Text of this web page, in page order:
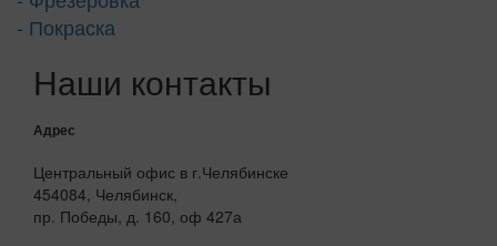
- Покраска
Наши контакты
Адрес
Центральный офис в г.Челябинске
454084, Челябинск,
пр. Победы, д. 160, оф 427а